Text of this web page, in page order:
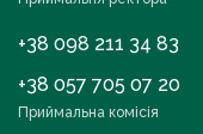
+38 098 211 34 83
+38 057 705 07 20
Приймальна комісія